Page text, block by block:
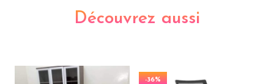
Découvrez aussi
-36%